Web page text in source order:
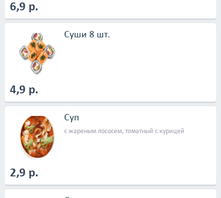
6,9 р.
Суши 8 шт.
4,9 р.
Суп
с жареным лососем, томатный с курицей
2,9 р.